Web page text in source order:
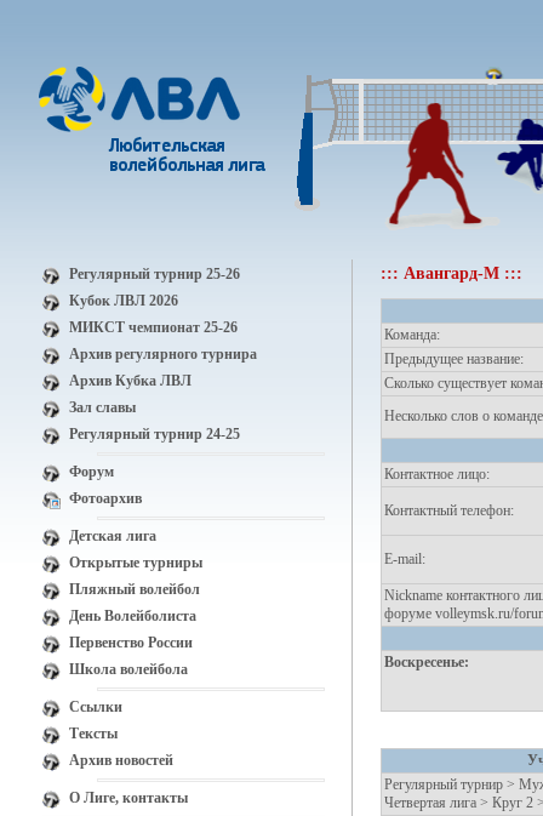
Регулярный турнир 25-26
Кубок ЛВЛ 2026
МИКСТ чемпионат 25-26
Архив регулярного турнира
Архив Кубка ЛВЛ
Зал славы
Регулярный турнир 24-25
Форум
Фотоархив
Детская лига
Открытые турниры
Пляжный волейбол
День Волейболиста
Первенство России
Школа волейбола
Ссылки
Тексты
Архив новостей
О Лиге, контакты
::: Авангард-М :::
Команда:
Предыдущее название:
Сколько существует
Несколько слов о
Контактное лицо:
Контактный телефон:
E-mail:
Nickname контактного
форуме volleymsk.ru/
Воскресенье:
Регулярный турнир >
Четвертая лига > Круг 2